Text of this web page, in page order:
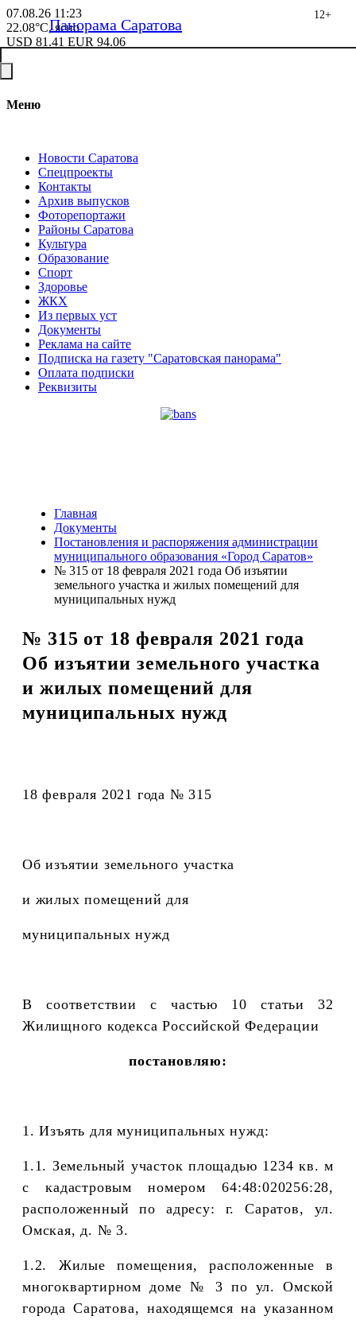
07.08.26 11:23
22.08°C, ясно
USD 81.41 EUR 94.06
Меню
Новости Саратова
Спецпроекты
Контакты
Архив выпусков
Фоторепортажи
Районы Саратова
Культура
Образование
Спорт
Здоровье
ЖКХ
Из пеpвых уст
Документы
Реклама на сайте
Подписка на газету "Саратовская панорама"
Оплата подписки
Реквизиты
Панорама Саратова
12+
Главная
Документы
Постановления и распоряжения администрации
муниципального образования «Город Саратов»
№ 315 от 18 февраля 2021 года Об изъятии
земельного участка и жилых помещений для
муниципальных нужд
№ 315 от 18 февраля 2021 года
Об изъятии земельного участка
и жилых помещений для
муниципальных нужд
18 февраля 2021 года № 315
Об изъятии земельного участка
и жилых помещений для
муниципальных нужд
В соответствии с частью 10 статьи 32
Жилищного кодекса Российской Федерации
постановляю:
1. Изъять для муниципальных нужд:
1.1. Земельный участок площадью 1234 кв. м
с кадастровым номером64:48:020256:28,
расположенный по адресу: г. Саратов, ул.
Омская, д. № 3.
1.2. Жилые помещения, расположенные в
многоквартирном доме № 3 по ул. Омской
города Саратова, находящемся на указанном